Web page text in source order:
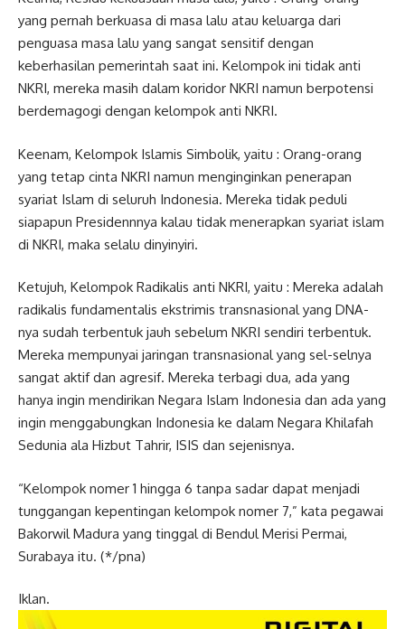
yang pernah berkuasa di masa lalu atau keluarga dari
penguasa masa lalu yang sangat sensitif dengan
keberhasilan pemerintah saat ini. Kelompok ini tidak anti
NKRI, mereka masih dalam koridor NKRI namun berpotensi
berdemagogi dengan kelompok anti NKRI.
Keenam, Kelompok Islamis Simbolik, yaitu : Orang-orang
yang tetap cinta NKRI namun menginginkan penerapan
syariat Islam di seluruh Indonesia. Mereka tidak peduli
siapapun Presidennnya kalau tidak menerapkan syariat islam
di NKRI, maka selalu dinyinyiri.
Ketujuh, Kelompok Radikalis anti NKRI, yaitu : Mereka adalah
radikalis fundamentalis ekstrimis transnasional yang DNA-
nya sudah terbentuk jauh sebelum NKRI sendiri terbentuk.
Mereka mempunyai jaringan transnasional yang sel-selnya
sangat aktif dan agresif. Mereka terbagi dua, ada yang
hanya ingin mendirikan Negara Islam Indonesia dan ada yang
ingin menggabungkan Indonesia ke dalam Negara Khilafah
Sedunia ala Hizbut Tahrir, ISIS dan sejenisnya.
“Kelompok nomer 1 hingga 6 tanpa sadar dapat menjadi
tunggangan kepentingan kelompok nomer 7,” kata pegawai
Bakorwil Madura yang tinggal di Bendul Merisi Permai,
Surabaya itu. (*/pna)
Iklan.